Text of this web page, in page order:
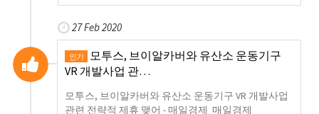
27 Feb 2020
인기
모투스, 브이알카버와 유산소 운동기구
VR 개발사업 관…
모투스, 브이알카버와 유산소 운동기구 VR 개발사업
관련 전략적 제휴 맺어 - 매일경제 매일경제